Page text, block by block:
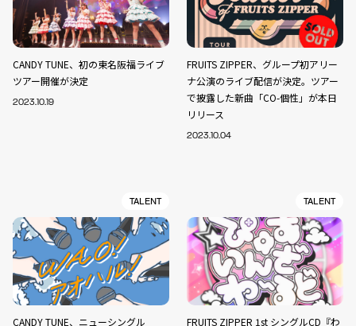
CANDY TUNE、初の東名阪福ライブ
ツアー開催が決定
2023.10.19
FRUITS ZIPPER、グループ初アリー
ナ公演のライブ配信が決定。ツアー
で披露した新曲「CO-個性」が本日
リリース
2023.10.04
TALENT
CANDY TUNE、ニューシングル
TALENT
FRUITS ZIPPER 1st シングルCD『わ